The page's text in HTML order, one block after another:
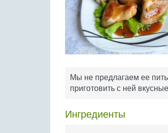
Мы не предлагаем ее
приготовить с ней
Ингредиенты